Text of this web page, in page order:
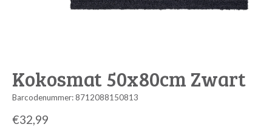
Kokosmat 50x80cm Zwart
Barcodenummer: 8712088150813
€32,99